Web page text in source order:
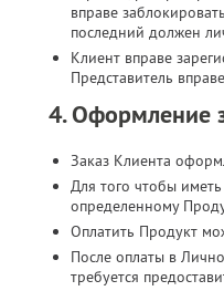
вправе
последний должен
Клиент вправе
Представитель
4. Оформление
Заказ Клиента
Для того чтобы
определенному
Оплатить Продукт
После оплаты в
требуется